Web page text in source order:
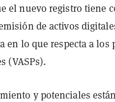
el nuevo registro tiene
de activos
en lo que respecta a los
(VASPs).
y potenciales